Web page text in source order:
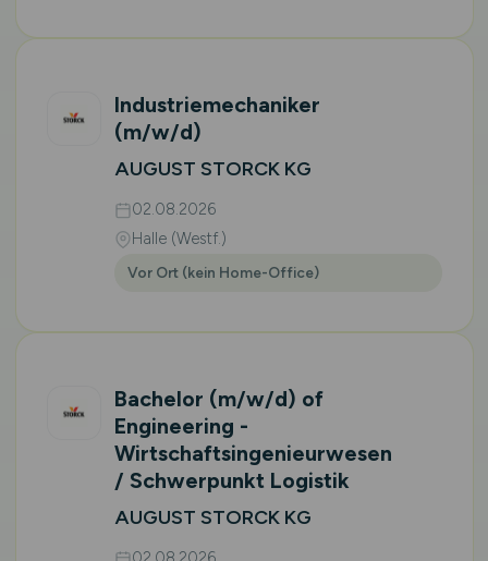
Industriemechaniker
(m/w/d)
AUGUST STORCK KG
02.08.2026
Halle (Westf.)
Vor Ort (kein Home-Office)
Bachelor (m/w/d) of
Engineering -
Wirtschaftsingenieurwesen
/ Schwerpunkt Logistik
AUGUST STORCK KG